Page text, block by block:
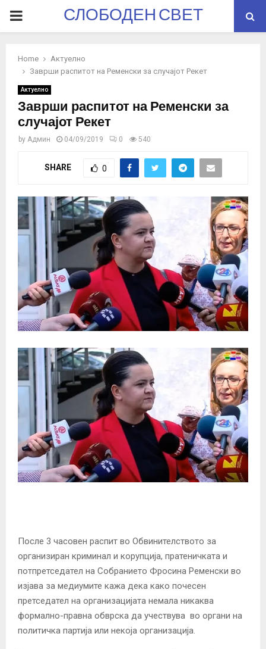
PRIMARYСЛОБОДЕН СВЕТ
Home
Актуелно
Заврши распитот на Ременски за случајот Рекет
Актуелно
Заврши распитот на Ременски за
случајот Рекет
by Админ 04/09/2019 0 540
SHARE 0
После 3 часовен распит во Обвинителството за
организиран криминал и корупција, пратеничката и
потпретседател на Собранието Фросина Ременски во
изјава за медиумите кажа дека како почесен
претседател на организацијата немала никаква
формално-правна обврска да учествува во органи на
политичка партија или некоја организација.